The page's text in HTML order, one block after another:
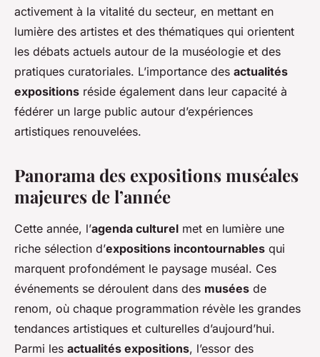
activement à la vitalité du secteur, en mettant en
lumière des artistes et des thématiques qui orientent
les débats actuels autour de la muséologie et des
pratiques curatoriales. L’importance des actualités
expositions réside également dans leur capacité à
fédérer un large public autour d’expériences
artistiques renouvelées.
Panorama des expositions muséales
majeures de l’année
Cette année, l’agenda culturel met en lumière une
riche sélection d’expositions incontournables qui
marquent profondément le paysage muséal. Ces
événements se déroulent dans des musées de
renom, où chaque programmation révèle les grandes
tendances artistiques et culturelles d’aujourd’hui.
Parmi les actualités expositions, l’essor des